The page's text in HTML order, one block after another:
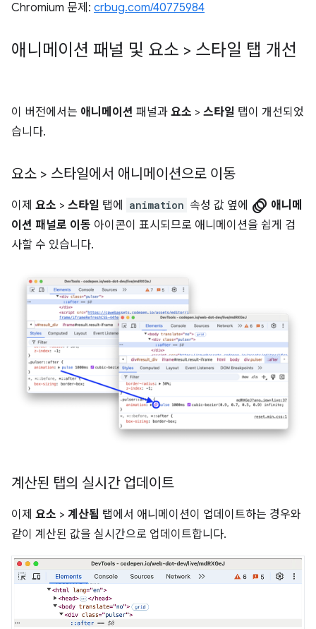
Chromium 문제: crbug.com/40775984
애니메이션 패널 및 요소 > 스타일 탭 개선
이 버전에서는 애니메이션 패널과 요소 > 스타일 탭이 개선되었
습니다.
요소 > 스타일에서 애니메이션으로 이동
이제 요소 > 스타일 탭에 animation 속성 값 옆에 animation 애니메
이션 패널로 이동 아이콘이 표시되므로 애니메이션을 쉽게 검
사할 수 있습니다.
계산된 탭의 실시간 업데이트
이제 요소 > 계산됨 탭에서 애니메이션이 업데이트하는 경우와
같이 계산된 값을 실시간으로 업데이트합니다.